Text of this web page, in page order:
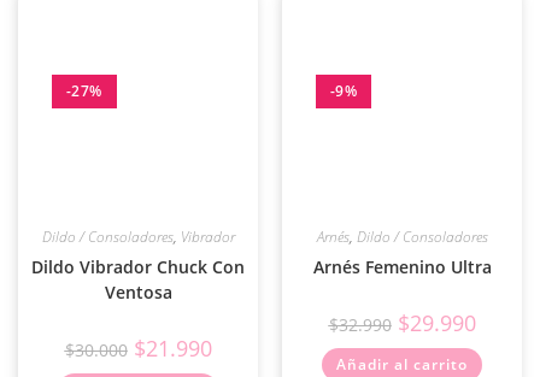
-27%
Dildo / Consoladores, Vibrador
Dildo Vibrador Chuck Con
Ventosa
$30.000 $21.990
-9%
Arnés, Dildo / Consoladores
Arnés Femenino Ultra
$32.990 $29.990
Añadir al carrito